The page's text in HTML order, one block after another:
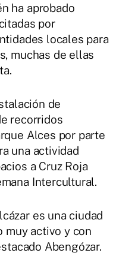
ha aprobado
por
locales para
muchas de ellas
de
recorridos
Alces por parte
una actividad
a Cruz Roja
Intercultural.
es una ciudad
muy activo y con
Abengózar.